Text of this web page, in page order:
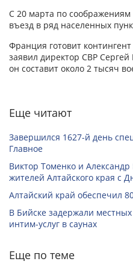
С 20 марта по соображениям
въезд в ряд населенных
Франция готовит
заявил директор СВР
он составит около 2 тысяч
Еще читают
Завершился 1627-й день
Главное
Виктор Томенко и
жителей Алтайского края с
Алтайский край обеспечил
В Бийске задержали
интим-услуг в саунах
Еще по теме